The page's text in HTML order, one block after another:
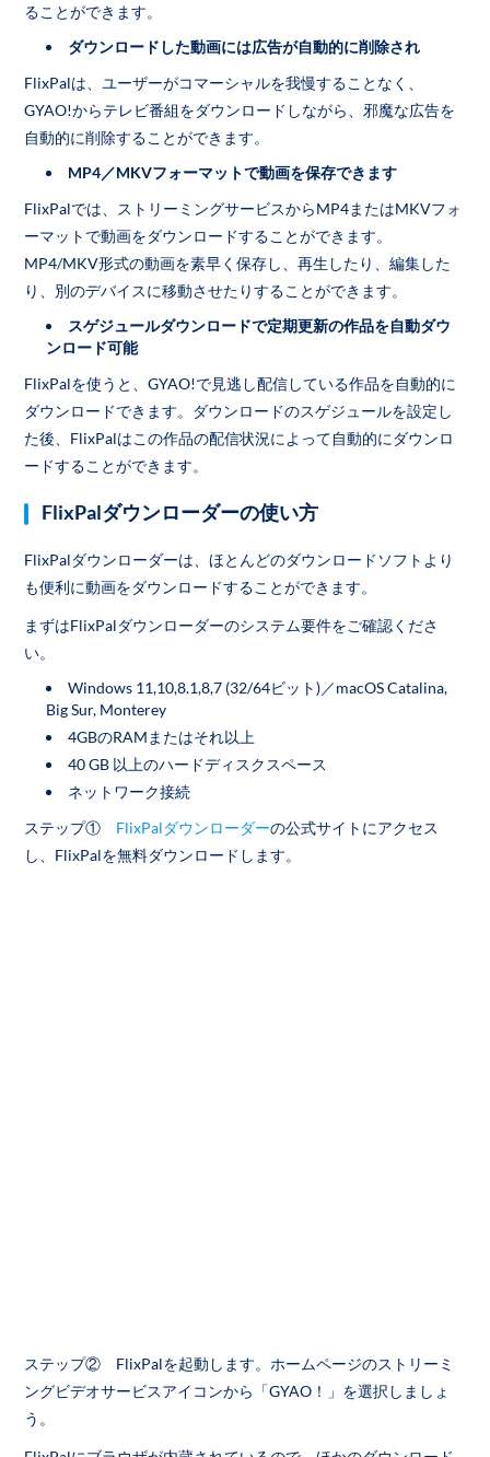
ることができます。
ダウンロードした動画には広告が自動的に削除され
FlixPalは、ユーザーがコマーシャルを我慢することなく、
GYAO!からテレビ番組をダウンロードしながら、邪魔な広告を
自動的に削除することができます。
MP4／MKVフォーマットで動画を保存できます
FlixPalでは、ストリーミングサービスからMP4またはMKVフォ
ーマットで動画をダウンロードすることができます。
MP4/MKV形式の動画を素早く保存し、再生したり、編集した
り、別のデバイスに移動させたりすることができます。
スゲジュールダウンロードで定期更新の作品を自動ダウ
ンロード可能
FlixPalを使うと、GYAO!で見逃し配信している作品を自動的に
ダウンロードできます。ダウンロードのスゲジュールを設定し
た後、FlixPalはこの作品の配信状況によって自動的にダウンロ
ードすることができます。
FlixPalダウンローダーの使い方
FlixPalダウンローダーは、ほとんどのダウンロードソフトより
も便利に動画をダウンロードすることができます。
まずはFlixPalダウンローダーのシステム要件をご確認くださ
い。
Windows 11,10,8.1,8,7 (32/64ビット)／macOS Catalina,
Big Sur, Monterey
4GBのRAMまたはそれ以上
40 GB 以上のハードディスクスペース
ネットワーク接続
ステップ① FlixPalダウンローダーの公式サイトにアクセス
し、FlixPalを無料ダウンロードします。
ステップ② FlixPalを起動します。ホームページのストリーミ
ングビデオサービスアイコンから「GYAO！」を選択しましょ
う。